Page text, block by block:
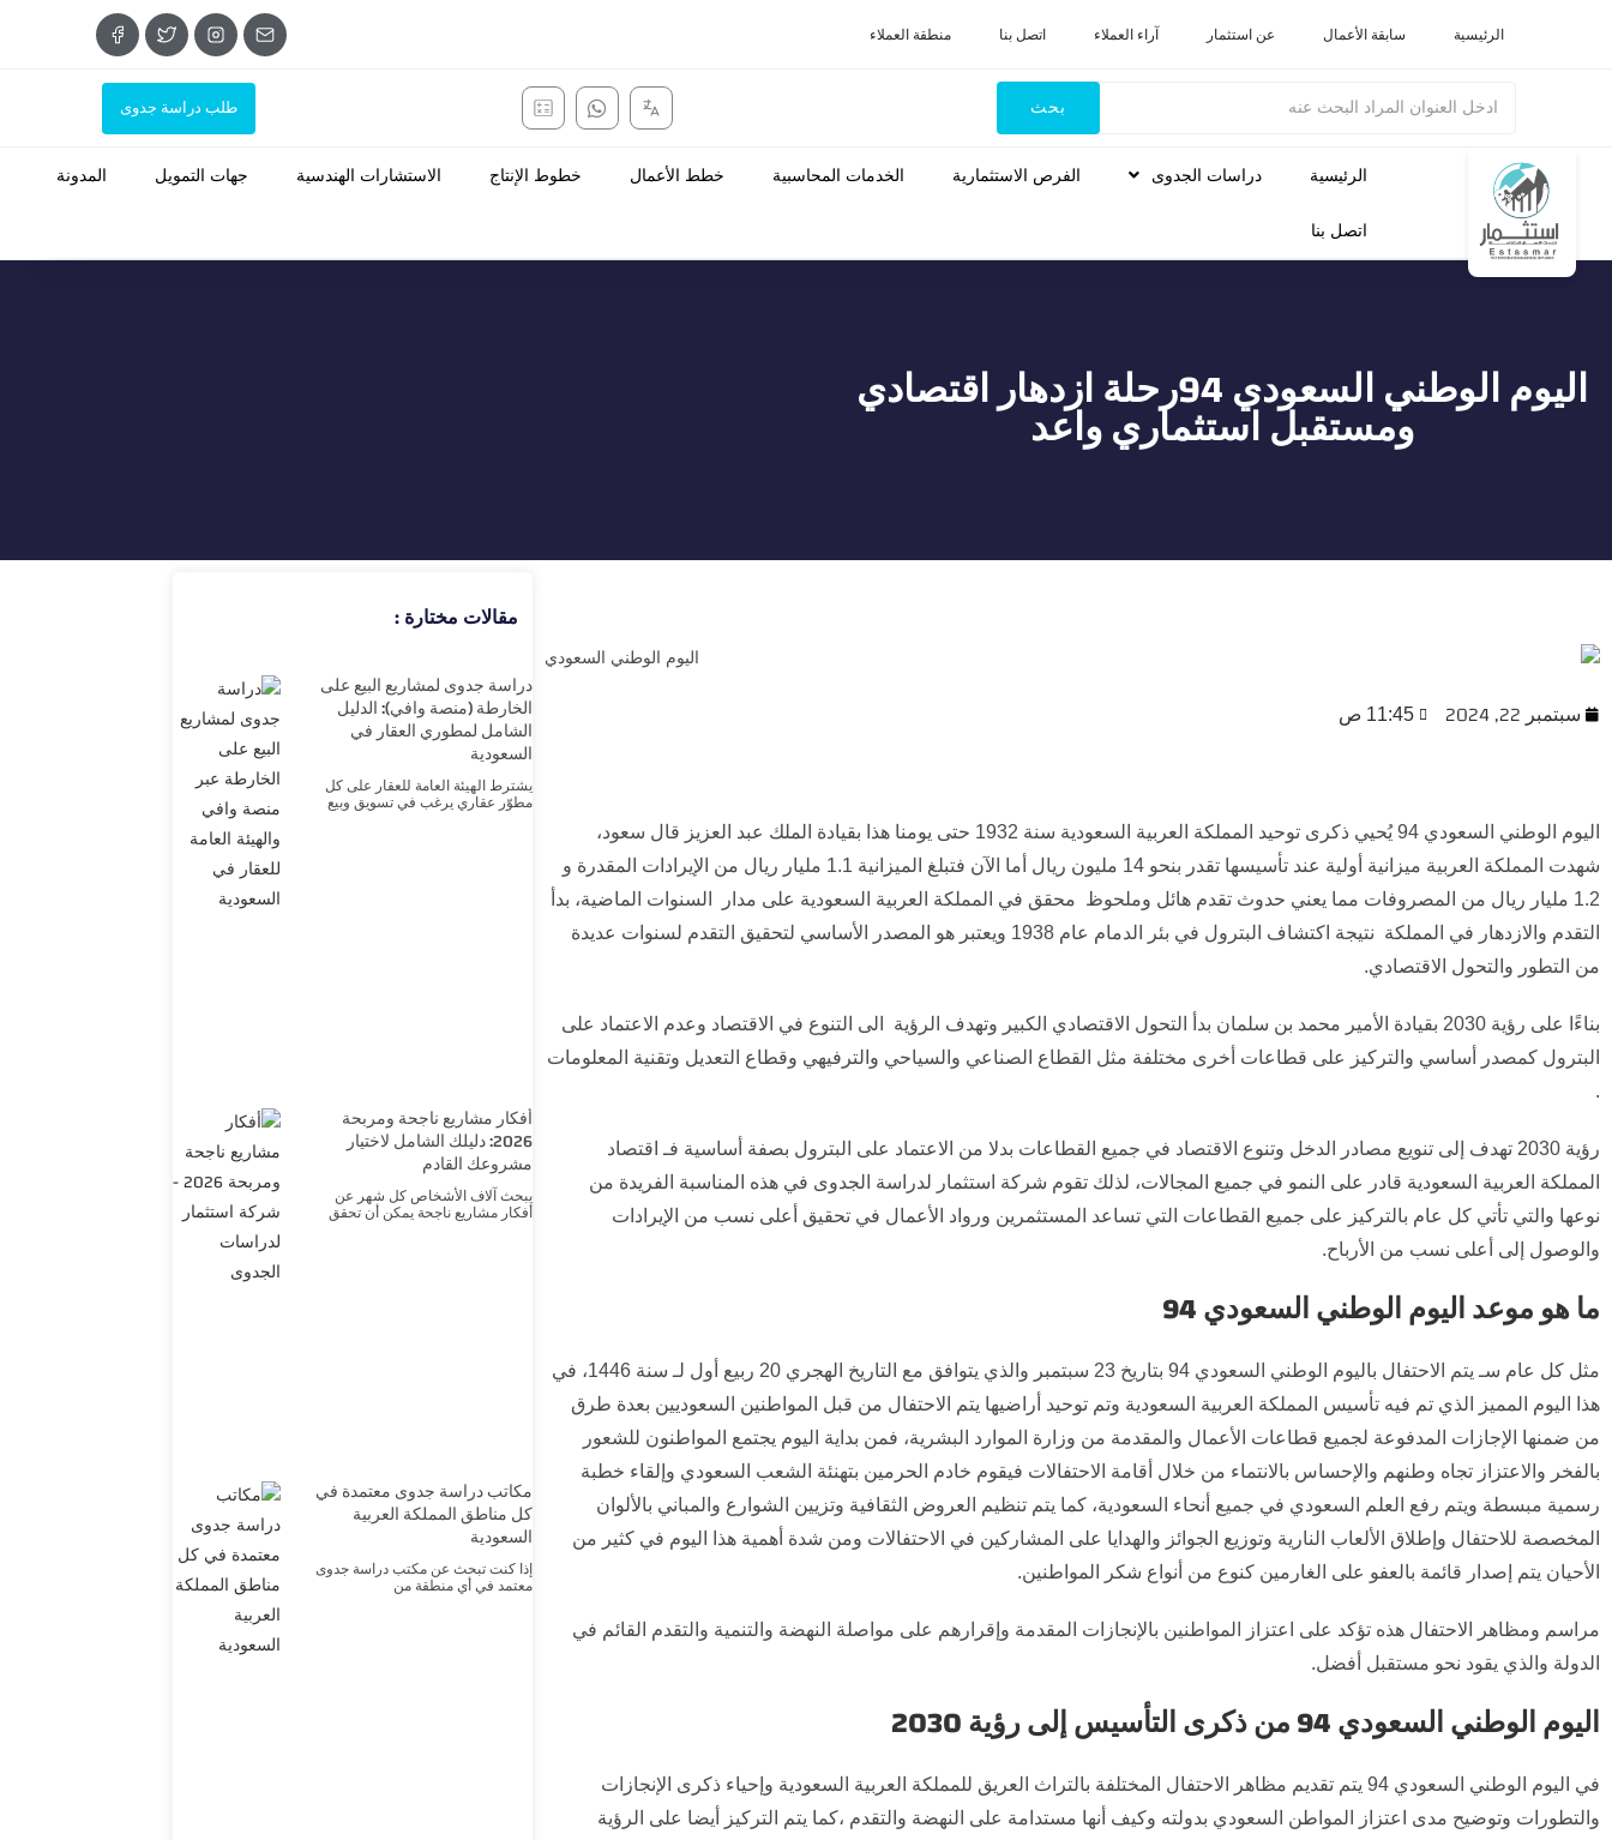
الرئيسية سابقة الأعمال عن استثمار آراء العملاء اتصل بنا منطقة العملاء
بحث طلب دراسة جدوى
الرئيسية دراسات الجدوى الفرص الاستثمارية الخدمات المحاسبية خطط الأعمال خطوط الإنتاج الاستشارات الهندسية جهات التمويل المدونة
اتصل بنا
اليوم الوطني السعودي 94رحلة ازدهار اقتصادي
ومستقبل استثماري واعد
سبتمبر 22, 2024 11:45 ص
اليوم الوطني السعودي 94 يُحيي ذكرى توحيد المملكة العربية السعودية سنة 1932 حتى يومنا هذا بقيادة الملك عبد العزيز قال سعود،
شهدت المملكة العربية ميزانية أولية عند تأسيسها تقدر بنحو 14 مليون ريال أما الآن فتبلغ الميزانية 1.1 مليار ريال من الإيرادات المقدرة و
1.2 مليار ريال من المصروفات مما يعني حدوث تقدم هائل وملحوظ محقق في المملكة العربية السعودية على مدار السنوات الماضية، بدأ
التقدم والازدهار في المملكة نتيجة اكتشاف البترول في بئر الدمام عام 1938 ويعتبر هو المصدر الأساسي لتحقيق التقدم لسنوات عديدة
من التطور والتحول الاقتصادي.
بناءًا على رؤية 2030 بقيادة الأمير محمد بن سلمان بدأ التحول الاقتصادي الكبير وتهدف الرؤية الى التنوع في الاقتصاد وعدم الاعتماد على
البترول كمصدر أساسي والتركيز على قطاعات أخرى مختلفة مثل القطاع الصناعي والسياحي والترفيهي وقطاع التعديل وتقنية المعلومات
.
رؤية 2030 تهدف إلى تنويع مصادر الدخل وتنوع الاقتصاد في جميع القطاعات بدلا من الاعتماد على البترول بصفة أساسية فـ اقتصاد
المملكة العربية السعودية قادر على النمو في جميع المجالات، لذلك تقوم شركة استثمار لدراسة الجدوى في هذه المناسبة الفريدة من
نوعها والتي تأتي كل عام بالتركيز على جميع القطاعات التي تساعد المستثمرين ورواد الأعمال في تحقيق أعلى نسب من الإيرادات
والوصول إلى أعلى نسب من الأرباح.
ما هو موعد اليوم الوطني السعودي 94
مثل كل عام سـ يتم الاحتفال باليوم الوطني السعودي 94 بتاريخ 23 سبتمبر والذي يتوافق مع التاريخ الهجري 20 ربيع أول لـ سنة 1446، في
هذا اليوم المميز الذي تم فيه تأسيس المملكة العربية السعودية وتم توحيد أراضيها يتم الاحتفال من قبل المواطنين السعوديين بعدة طرق
من ضمنها الإجازات المدفوعة لجميع قطاعات الأعمال والمقدمة من وزارة الموارد البشرية، فمن بداية اليوم يجتمع المواطنون للشعور
بالفخر والاعتزاز تجاه وطنهم والإحساس بالانتماء من خلال أقامة الاحتفالات فيقوم خادم الحرمين بتهنئة الشعب السعودي وإلقاء خطبة
رسمية مبسطة ويتم رفع العلم السعودي في جميع أنحاء السعودية، كما يتم تنظيم العروض الثقافية وتزيين الشوارع والمباني بالألوان
المخصصة للاحتفال وإطلاق الألعاب النارية وتوزيع الجوائز والهدايا على المشاركين في الاحتفالات ومن شدة أهمية هذا اليوم في كثير من
الأحيان يتم إصدار قائمة بالعفو على الغارمين كنوع من أنواع شكر المواطنين.
مراسم ومظاهر الاحتفال هذه تؤكد على اعتزاز المواطنين بالإنجازات المقدمة وإقرارهم على مواصلة النهضة والتنمية والتقدم القائم في
الدولة والذي يقود نحو مستقبل أفضل.
اليوم الوطني السعودي 94 من ذكرى التأسيس إلى رؤية 2030
في اليوم الوطني السعودي 94 يتم تقديم مظاهر الاحتفال المختلفة بالتراث العريق للمملكة العربية السعودية وإحياء ذكرى الإنجازات
والتطورات وتوضيح مدى اعتزاز المواطن السعودي بدولته وكيف أنها مستدامة على النهضة والتقدم ،كما يتم التركيز أيضا على الرؤية
مقالات مختارة :
دراسة جدوى لمشاريع البيع على
الخارطة (منصة وافي): الدليل
الشامل لمطوري العقار في
السعودية
يشترط الهيئة العامة للعقار على كل
مطوّر عقاري يرغب في تسويق وبيع
أفكار مشاريع ناجحة ومربحة
2026: دليلك الشامل لاختيار
مشروعك القادم
يبحث آلاف الأشخاص كل شهر عن
أفكار مشاريع ناجحة يمكن أن تحقق
مكاتب دراسة جدوى معتمدة في
كل مناطق المملكة العربية
السعودية
إذا كنت تبحث عن مكتب دراسة جدوى
معتمد في أي منطقة من